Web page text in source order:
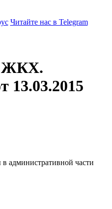
Читайте нас в Telegram
ЖКХ.
13.03.2015
административной части